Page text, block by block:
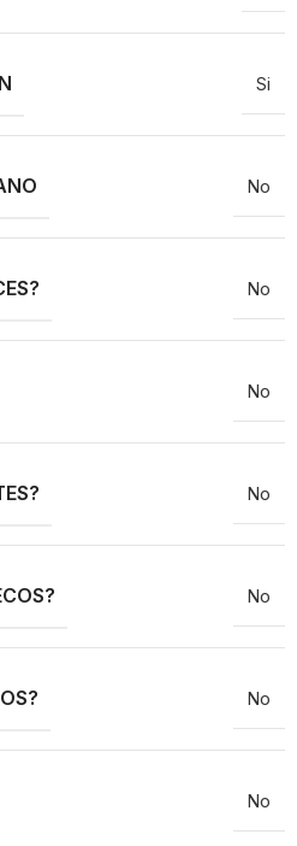
Si
No
No
No
No
No
No
No